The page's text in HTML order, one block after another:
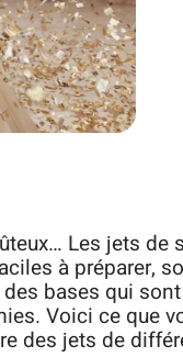
Les jets
à préparer,
bases qui
Voici ce que
des jets de